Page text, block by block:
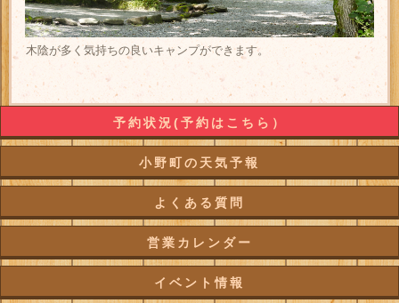
木陰が多く気持ちの良いキャンプができます。
予約状況(予約はこちら）
小野町の天気予報
よくある質問
営業カレンダー
イベント情報